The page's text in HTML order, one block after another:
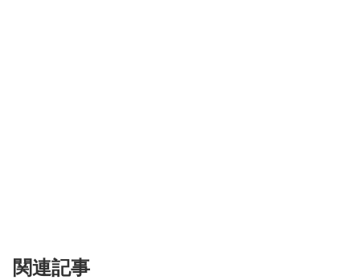
関連記事